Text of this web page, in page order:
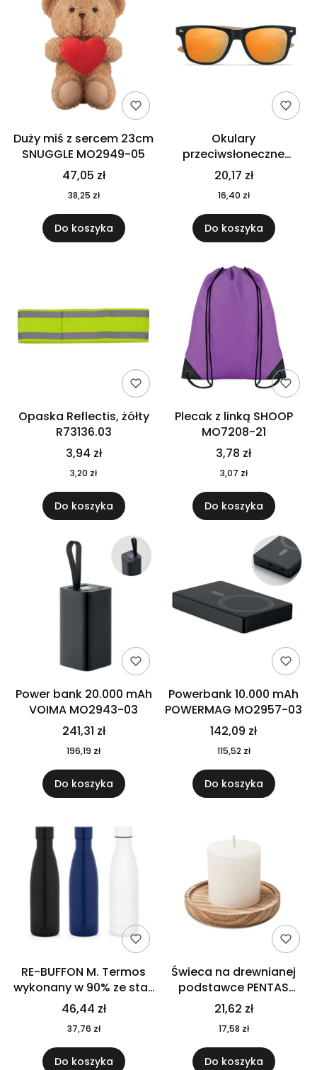
Duży miś z sercem 23cm
SNUGGLE MO2949-05
47,05 zł
38,25 zł
Do koszyka
Okulary
przeciwsłoneczne
CALIFORNIA TOUCH
MO9617-10
20,17 zł
16,40 zł
Do koszyka
Opaska Reflectis, żółty
R73136.03
3,94 zł
3,20 zł
Do koszyka
Plecak z linką SHOOP
MO7208-21
3,78 zł
3,07 zł
Do koszyka
Power bank 20.000 mAh
VOIMA MO2943-03
241,31 zł
196,19 zł
Do koszyka
Powerbank 10.000 mAh
POWERMAG MO2957-03
142,09 zł
115,52 zł
Do koszyka
RE-BUFFON M. Termos
wykonany w 90% ze stali
nierdzewnej
pochodzącej z
recyklingu 520 ml 94294
46,44 zł
37,76 zł
Do koszyka
Świeca na drewnianej
podstawce PENTAS
MO6282-40
21,62 zł
17,58 zł
Do koszyka